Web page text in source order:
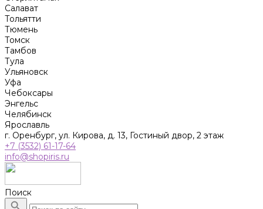
Салават
Тольятти
Тюмень
Томск
Тамбов
Тула
Ульяновск
Уфа
Чебоксары
Энгельс
Челябинск
Ярославль
г. Оренбург, ул. Кирова, д. 13, Гостиный двор, 2 этаж
+7 (3532) 61-17-64
info@shopiris.ru
Поиск